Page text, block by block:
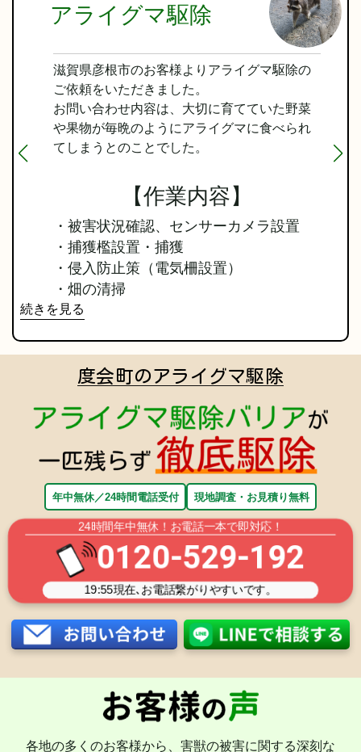
アライグマ駆除
滋賀県彦根市のお客様よりアライグマ駆除の
ご依頼をいただきました。
お問い合わせ内容は、大切に育てていた野菜
や果物が毎晩のようにアライグマに食べられ
てしまうとのことでした。
【作業内容】
・被害状況確認、センサーカメラ設置
・捕獲檻設置・捕獲
・侵入防止策（電気柵設置）
・畑の清掃
続きを見る
度会町のアライグマ駆除
年中無休／24時間電話受付 現地調査・お見積り無料
24時間年中無休！お電話一本で即対応！
0120-529-192
19:55現在､お電話繋がりやすいです。
各地の多くのお客様から、害獣の被害に関する深刻な